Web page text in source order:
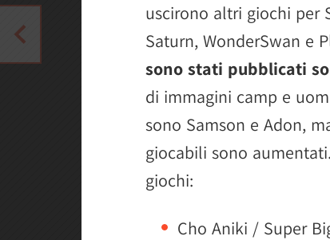
uscirono altri giochi per
Saturn, WonderSwan e
sono stati pubblicati
di immagini camp e
sono Samson e Adon,
giocabili sono
giochi:
Cho Aniki / Super